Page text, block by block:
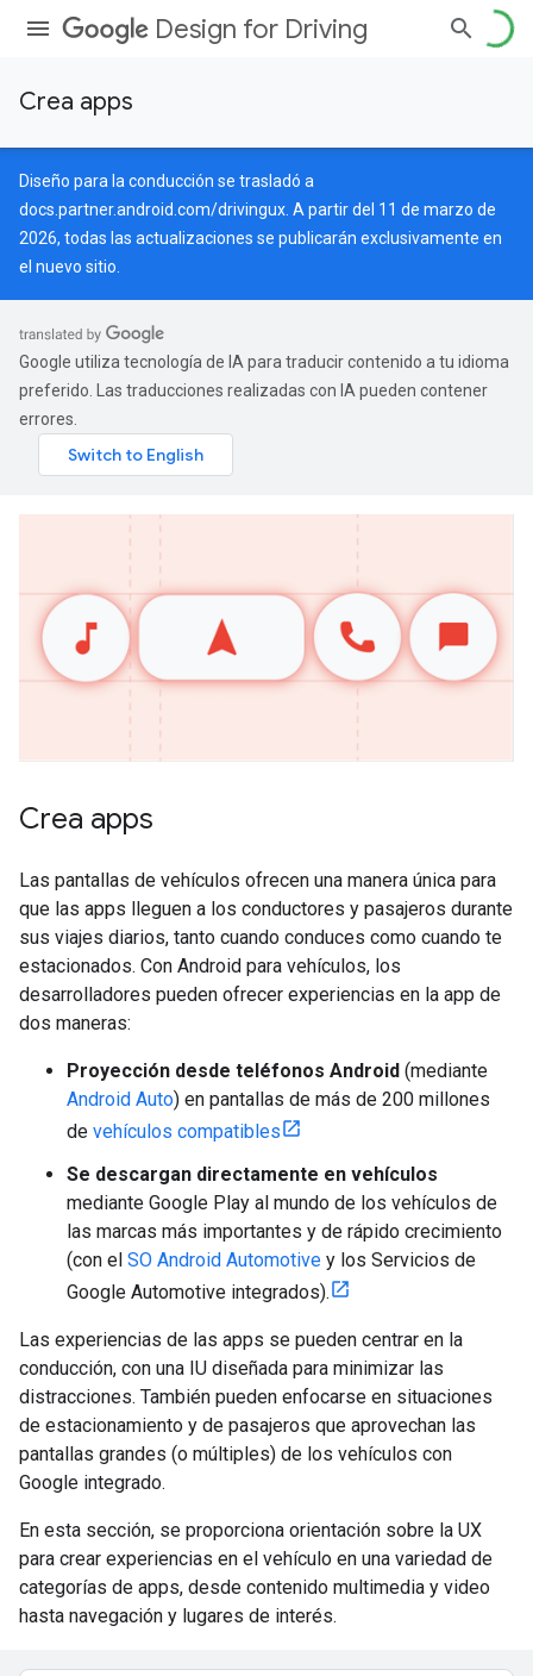
Design for Driving
Crea apps
Diseño para la conducción se trasladó a
docs.partner.android.com/drivingux . A partir del 11 de marzo de
2026, todas las actualizaciones se publicarán exclusivamente en
el nuevo sitio.
Google utiliza tecnología de IA para traducir contenido a tu idioma
preferido. Las traducciones realizadas con IA pueden contener
errores.
Crea apps
Las pantallas de vehículos ofrecen una manera única para
que las apps lleguen a los conductores y pasajeros durante
sus viajes diarios, tanto cuando conduces como cuando te
estacionados. Con Android para vehículos, los
desarrolladores pueden ofrecer experiencias en la app de
dos maneras:
Proyección desde teléfonos Android (mediante
Android Auto) en pantallas de más de 200 millones
de vehículos compatibles
Se descargan directamente en vehículos
mediante Google Play al mundo de los vehículos de
las marcas más importantes y de rápido crecimiento
(con el SO Android Automotive y los Servicios de
Google Automotive integrados).
Las experiencias de las apps se pueden centrar en la
conducción, con una IU diseñada para minimizar las
distracciones. También pueden enfocarse en situaciones
de estacionamiento y de pasajeros que aprovechan las
pantallas grandes (o múltiples) de los vehículos con
Google integrado.
En esta sección, se proporciona orientación sobre la UX
para crear experiencias en el vehículo en una variedad de
categorías de apps, desde contenido multimedia y video
hasta navegación y lugares de interés.